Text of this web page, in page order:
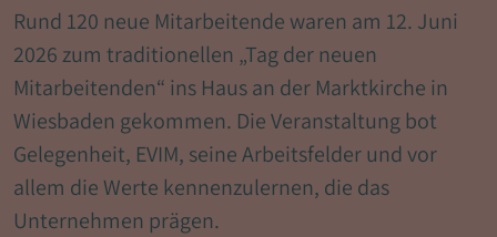
Rund 120 neue Mitarbeitende waren am 12. Juni
2026 zum traditionellen „Tag der neuen
Mitarbeitenden“ ins Haus an der Marktkirche in
Wiesbaden gekommen. Die Veranstaltung bot
Gelegenheit, EVIM, seine Arbeitsfelder und vor
allem die Werte kennenzulernen, die das
Unternehmen prägen.